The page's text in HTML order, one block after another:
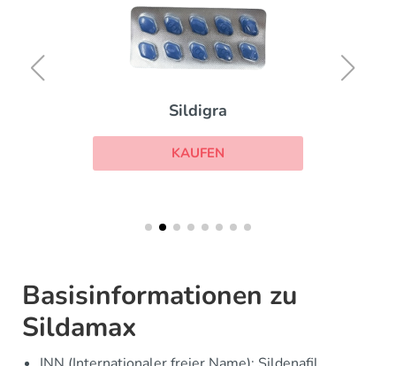
Sildigra
KAUFEN
Basisinformationen zu
Sildamax